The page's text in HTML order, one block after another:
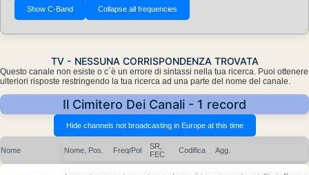
TV - NESSUNA CORRISPONDENZA TROVATA
Questo canale non esiste o c´è un errore di sintassi nella tua ricerca. Puoi ottenere
ulteriori risposte restringendo la tua ricerca ad una parte del nome del canale.
Il Cimitero Dei Canali - 1 record
Nome Nome, Pos. Freq/Pol
SR,
FEC
Codifica Agg.